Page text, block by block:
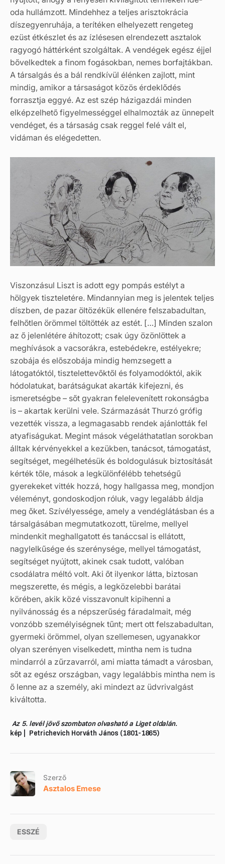
oda hullámzott. Mindehhez a teljes arisztokrácia
díszegyenruhája, a terítéken elhelyezett rengeteg
ezüst étkészlet és az ízlésesen elrendezett asztalok
ragyogó háttérként szolgáltak. A vendégek egész éjjel
bővelkedtek a finom fogásokban, nemes borfajtákban.
A társalgás és a bál rendkívül élénken zajlott, mint
mindig, amikor a társaságot közös érdeklődés
forrasztja eggyé. Az est szép házigazdái minden
elképzelhető figyelmességgel elhalmozták az ünnepelt
vendéget, és a társaság csak reggel felé vált el,
vidáman és elégedetten.
Viszonzásul Liszt is adott egy pompás estélyt a
hölgyek tiszteletére. Mindannyian meg is jelentek teljes
díszben, de pazar öltözékük ellenére felszabadultan,
felhőtlen örömmel töltötték az estét. […] Minden szalon
az ő jelenlétére áhítozott; csak úgy özönlöttek a
meghívások a vacsorákra, estebédekre, estélyekre;
szobája és előszobája mindig hemzsegett a
látogatóktól, tisztelettevőktől és folyamodóktól, akik
hódolatukat, barátságukat akarták kifejezni, és
ismeretségbe – sőt gyakran felelevenített rokonságba
is – akartak kerülni vele. Származását Thurzó grófig
vezették vissza, a legmagasabb rendek ajánlották fel
atyafiságukat. Megint mások végeláthatatlan sorokban
álltak kérvényekkel a kezükben, tanácsot, támogatást,
segítséget, megélhetésük és boldogulásuk biztosítását
kérték tőle, mások a legkülönfélébb tehetségű
gyerekeket vitték hozzá, hogy hallgassa meg, mondjon
véleményt, gondoskodjon róluk, vagy legalább áldja
meg őket. Szívélyessége, amely a vendéglátásban és a
társalgásában megmutatkozott, türelme, mellyel
mindenkit meghallgatott és tanáccsal is ellátott,
nagylelkűsége és szerénysége, mellyel támogatást,
segítséget nyújtott, akinek csak tudott, valóban
csodálatra méltó volt. Aki őt ilyenkor látta, biztosan
megszerette, és mégis, a legközelebbi barátai
körében, akik közé visszavonult kipihenni a
nyilvánosság és a népszerűség fáradalmait, még
vonzóbb személyiségnek tűnt; mert ott felszabadultan,
gyermeki örömmel, olyan szellemesen, ugyanakkor
olyan szerényen viselkedett, mintha nem is tudna
mindarról a zűrzavarról, ami miatta támadt a városban,
sőt az egész országban, vagy legalábbis mintha nem is
ő lenne az a személy, aki mindezt az üdvrivalgást
kiváltotta.
Az 5. levél jövő szombaton olvasható a Liget oldalán.
kép | Petrichevich Horváth János (1801-1865)
Szerző
Asztalos Emese
ESSZÉ